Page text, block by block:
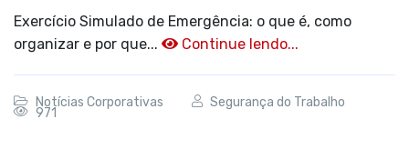
Exercício Simulado de Emergência: o que é, como
organizar e por que...
Continue lendo...
Notícias Corporativas Segurança do Trabalho
971